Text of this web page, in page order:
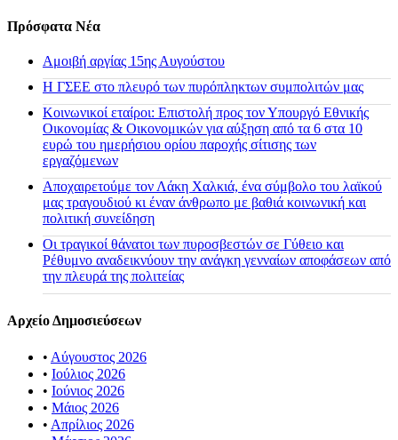
Πρόσφατα Νέα
Αμοιβή αργίας 15ης Αυγούστου
H ΓΣΕΕ στο πλευρό των πυρόπληκτων συμπολιτών μας
Κοινωνικοί εταίροι: Επιστολή προς τον Υπουργό Εθνικής
Οικονομίας & Οικονομικών για αύξηση από τα 6 στα 10
ευρώ του ημερήσιου ορίου παροχής σίτισης των
εργαζόμενων
Αποχαιρετούμε τον Λάκη Χαλκιά, ένα σύμβολο του λαϊκού
μας τραγουδιού κι έναν άνθρωπο με βαθιά κοινωνική και
πολιτική συνείδηση
Οι τραγικοί θάνατοι των πυροσβεστών σε Γύθειο και
Ρέθυμνο αναδεικνύουν την ανάγκη γενναίων αποφάσεων από
την πλευρά της πολιτείας
Αρχείο Δημοσιεύσεων
• Αύγουστος 2026
• Ιούλιος 2026
• Ιούνιος 2026
• Μάιος 2026
• Απρίλιος 2026